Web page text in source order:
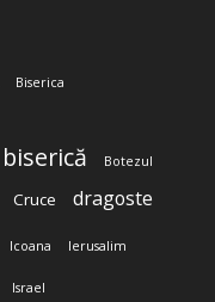
Biserica
biserică Botezul
Cruce dragoste
Icoana Ierusalim
Israel